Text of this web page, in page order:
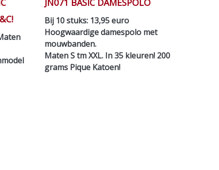
JN071 BASIC DAMESPOLO
Bij 10 stuks: 13,95 euro
Hoogwaardige damespolo met
mouwbanden.
Maten S tm XXL. In 35 kleuren! 200
grams Pique Katoen!